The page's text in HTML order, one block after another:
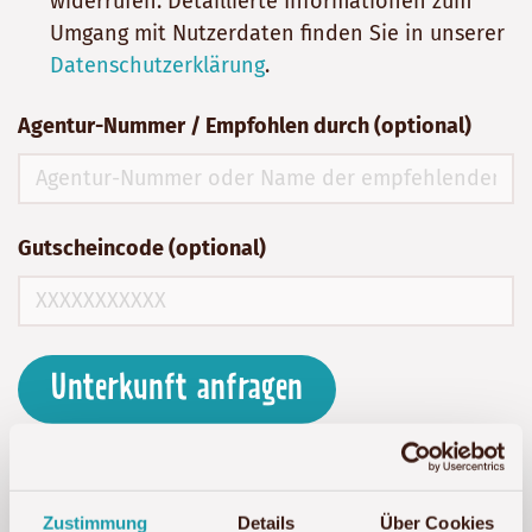
Zustimmung Details Über Cookies
Umgang mit Nutzerdaten finden Sie in unserer
Datenschutzerklärung.
Agentur-Nummer / Empfohlen durch (optional)
Gutscheincode (optional)
Unterkunft anfragen